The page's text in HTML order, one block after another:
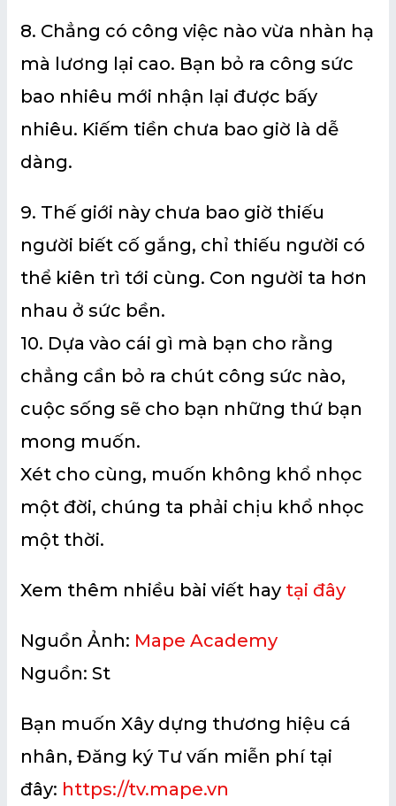
8. Chẳng có công việc nào vừa nhàn hạ
mà lương lại cao. Bạn bỏ ra công sức
bao nhiêu mới nhận lại được bấy
nhiêu. Kiếm tiền chưa bao giờ là dễ
dàng.
9. Thế giới này chưa bao giờ thiếu
người biết cố gắng, chỉ thiếu người có
thể kiên trì tới cùng. Con người ta hơn
nhau ở sức bền.
10. Dựa vào cái gì mà bạn cho rằng
chẳng cần bỏ ra chút công sức nào,
cuộc sống sẽ cho bạn những thứ bạn
mong muốn.
Xét cho cùng, muốn không khổ nhọc
một đời, chúng ta phải chịu khổ nhọc
một thời.
Xem thêm nhiều bài viết hay tại đây
Nguồn Ảnh: Mape Academy
Nguồn: St
Bạn muốn Xây dựng thương hiệu cá
nhân, Đăng ký Tư vấn miễn phí tại
đây: https://tv.mape.vn